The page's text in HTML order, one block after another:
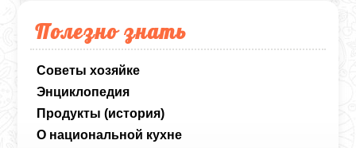
Полезно знать
Советы хозяйке
Энциклопедия
Продукты (история)
О национальной кухне